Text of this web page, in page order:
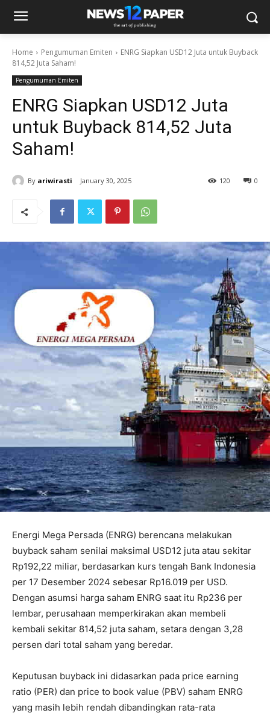
Home Pengumuman Emiten
ENRG Siapkan USD12 Juta untuk Buyback
814,52 Juta Saham!
Pengumuman Emiten
ENRG Siapkan USD12 Juta
untuk Buyback 814,52 Juta
Saham!
By ariwirasti January 30, 2025 0
120
Energi Mega Persada (ENRG) berencana melakukan
buyback saham senilai maksimal USD12 juta atau sekitar
Rp192,22 miliar, berdasarkan kurs tengah Bank Indonesia
per 17 Desember 2024 sebesar Rp16.019 per USD.
Dengan asumsi harga saham ENRG saat itu Rp236 per
lembar, perusahaan memperkirakan akan membeli
kembali sekitar 814,52 juta saham, setara dengan 3,28
persen dari total saham yang beredar.
Keputusan buyback ini didasarkan pada price earning
ratio (PER) dan price to book value (PBV) saham ENRG
yang masih lebih rendah dibandingkan rata-rata